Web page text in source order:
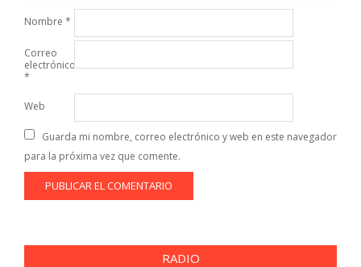
Nombre *
Correo
electrónico
*
Web
Guarda mi nombre, correo electrónico y web en este navegador
para la próxima vez que comente.
RADIO